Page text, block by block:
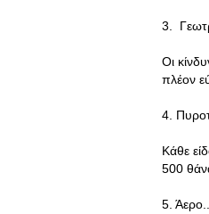
3.
Οι
πλέον
4.
Κάθε
500
5.